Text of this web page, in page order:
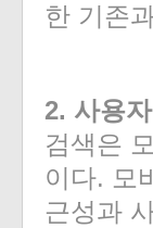
한 기존
2. 사용
검색은
이다. 모
근성과